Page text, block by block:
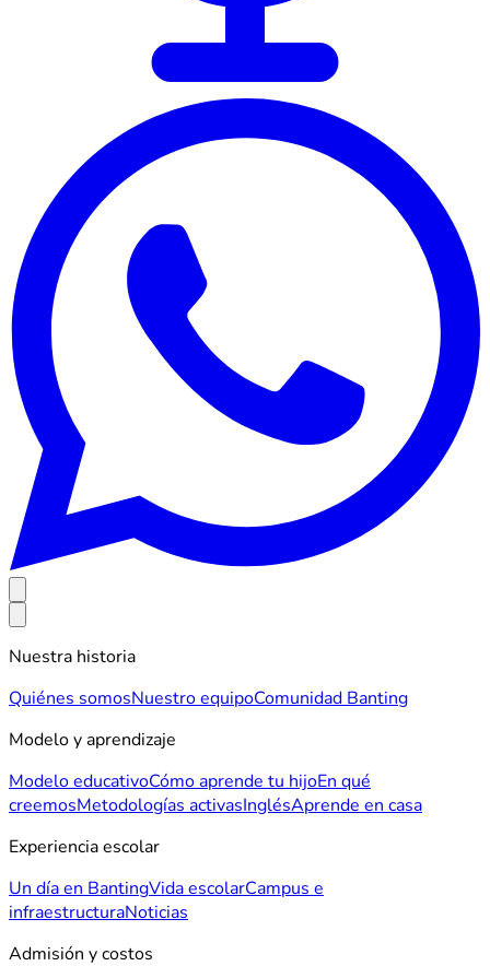
Nuestra historia
Quiénes somosNuestro equipoComunidad Banting
Modelo y aprendizaje
Modelo educativoCómo aprende tu hijoEn qué
creemosMetodologías activasInglésAprende en casa
Experiencia escolar
Un día en BantingVida escolarCampus e
infraestructuraNoticias
Admisión y costos